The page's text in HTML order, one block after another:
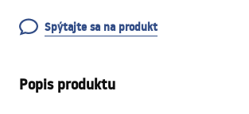
Spýtajte sa na produkt
Popis produktu